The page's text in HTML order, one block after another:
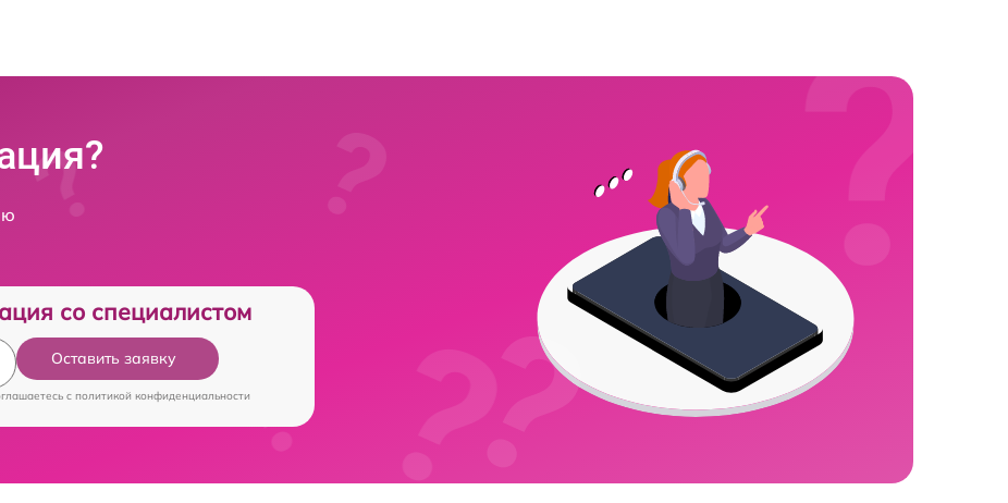
со специалистом
Оставить заявку
c политикой конфиденциальности